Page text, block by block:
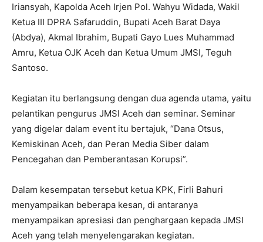
Iriansyah, Kapolda Aceh Irjen Pol. Wahyu Widada, Wakil
Ketua III DPRA Safaruddin, Bupati Aceh Barat Daya
(Abdya), Akmal Ibrahim, Bupati Gayo Lues Muhammad
Amru, Ketua OJK Aceh dan Ketua Umum JMSI, Teguh
Santoso.
Kegiatan itu berlangsung dengan dua agenda utama, yaitu
pelantikan pengurus JMSI Aceh dan seminar. Seminar
yang digelar dalam event itu bertajuk, “Dana Otsus,
Kemiskinan Aceh, dan Peran Media Siber dalam
Pencegahan dan Pemberantasan Korupsi”.
Dalam kesempatan tersebut ketua KPK, Firli Bahuri
menyampaikan beberapa kesan, di antaranya
menyampaikan apresiasi dan penghargaan kepada JMSI
Aceh yang telah menyelengarakan kegiatan.